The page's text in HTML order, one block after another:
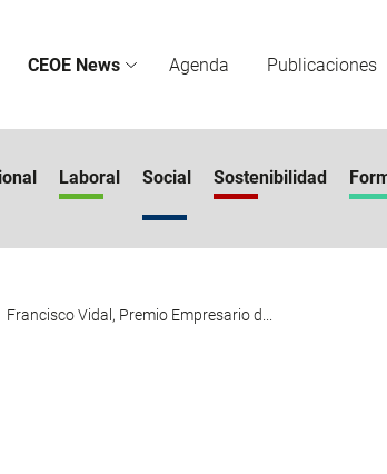
CEOE News Agenda Publicaciones
Laboral Social Sostenibilidad
Francisco Vidal, Premio Empresario d...